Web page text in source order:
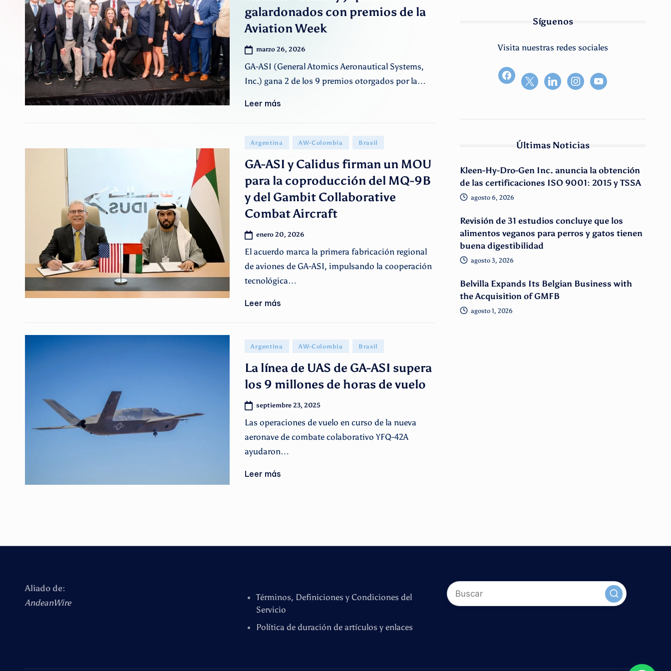
A
e
o
galardonados con premios de la
Aviation Week
marzo 26, 2026
GA-ASI (General Atomics Aeronautical Systems,
Inc.) gana 2 de los 9 premios otorgados por la…
Leer más
Publicado
Argentina AW-Colombia Brasil
GA-ASI y Calidus firman un MOU
para la coproducción del MQ-9B
y del Gambit Collaborative
Combat Aircraft
enero 20, 2026
El acuerdo marca la primera fabricación regional
de aviones de GA-ASI, impulsando la cooperación
tecnológica…
Leer más
Publicado
Argentina AW-Colombia Brasil
La línea de UAS de GA-ASI supera
los 9 millones de horas de vuelo
septiembre 23, 2025
Las operaciones de vuelo en curso de la nueva
aeronave de combate colaborativo YFQ-42A
ayudaron…
Leer más
Síguenos
Visita nuestras redes sociales
facebook2
Últimas Noticias
Kleen-Hy-Dro-Gen Inc. anuncia la obtención
de las certificaciones ISO 9001: 2015 y TSSA
agosto 6, 2026
Revisión de 31 estudios concluye que los
alimentos veganos para perros y gatos tienen
buena digestibilidad
agosto 3, 2026
Belvilla Expands Its Belgian Business with
the Acquisition of GMFB
agosto 1, 2026
Aliado de:
AndeanWire
Términos, Definiciones y Condiciones del
Servicio
Política de duración de artículos y enlaces